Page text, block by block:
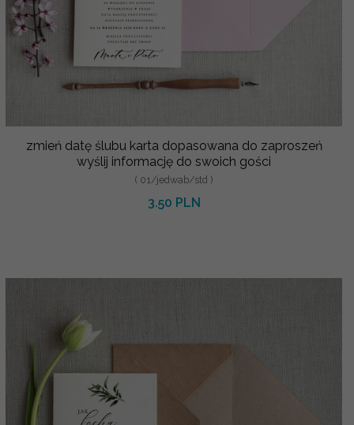
zmień datę ślubu karta dopasowana do zaproszeń
wyślij informację do swoich gości
( 01/jedwab/std )
3.50 PLN